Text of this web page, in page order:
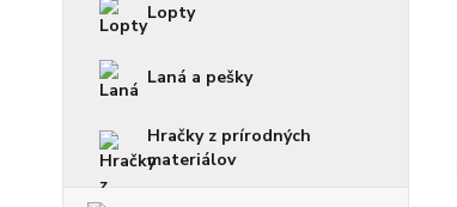
Lopty
Laná a pešky
Hračky z prírodných
materiálov